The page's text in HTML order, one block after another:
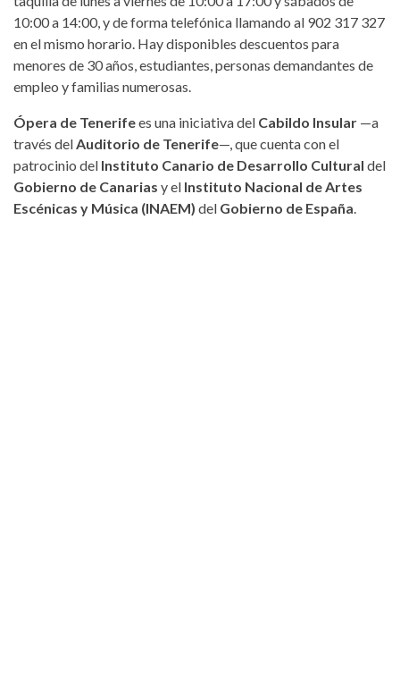
10:00 a 14:00, y de forma telefónica llamando al 902 317 327
en el mismo horario. Hay disponibles descuentos para
menores de 30 años, estudiantes, personas demandantes de
empleo y familias numerosas.
Ópera de Tenerifees una iniciativa del Cabildo Insular —a
través delAuditorio de Tenerife—, que cuenta con el
patrocinio del Instituto Canario de Desarrollo Cultural del
Gobierno de Canarias y el Instituto Nacional de Artes
Escénicas y Música (INAEM) del Gobierno de España.